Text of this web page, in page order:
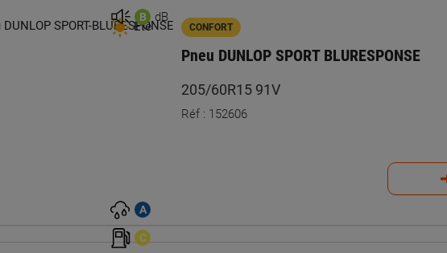
Été
B dB
CONFORT
Pneu DUNLOP SPORT BLURESPONSE
205/60R15 91V
Réf : 152606
A
C